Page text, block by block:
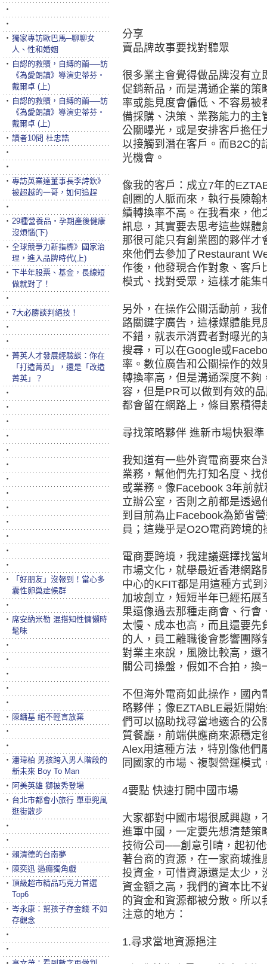
分享
賣品牌故事要找對聽眾
很多業主會覺得做品牌沒有立
促銷新品，而是溝通企業的策
率或能見度會偏低、不容易
備採購、決策、業務能力的主
公關曝光，或是安排客戶擔
以接觸到潛在客戶。而B2C的
光機會。
像我的客戶：成立7年的
創圈的人脈而來，執行長陳
績轉換率不高。在我看來，他
訊息，其實要去思考這些媒體
那很可能只有創業圈的夥伴
來他們去參加了Restaurant
作後，他發現合作對象、客戶
模式、找對受眾，這樣才能集
另外，在操作公關活動前，
路關鍵字廣告，這樣媒體能見
不錯，就表示消費者對曝光
搜尋，可以在Google或
率。數位廣告和公關操作的
轉換率高，但是溝通深度不夠
容，但是PR可以做到有效的
都會留在網路上，條目累積得
尋找策略夥伴 進新市場快狠準
我知道有一些外資電商要來
業務，幫他們先打知名度、
或業務。像Facebook 3年前
立辦公室，否則之前都是透
到目前為止Facebook為節省
員；這幾乎是O2O電商跨境的
電商要跨境，我建議選擇找
市場文化，就舉最近香港網
中心的KFIT都是用這種方式
加坡創立，短短半年已經拓
果還像過去那種走商會、行
太慢、成本也高，而且還要
的人，員工離職後會影響團
對業主來說，風險比較高，還
關公司操盤，假如不合拍，換
不但海外電商如此操作，國
略夥伴；像EZTABLE最近開
們可以協助找尋當地適合的公
質餐廳，前端供應商來源穩
Alex用這種方法，特別像他們
同國家的市場、複製營運模式
4要點 快速打開中國市場
大家都對中國市場很感興趣
進軍中國，一定要先想清楚策
技術公司──創意引晴，起初
著台商的資源，在一家商城
投資金，可惜資源還是太少，
資金額之高，我們的資本比不
的資金和資源都被分散。所
注意的地方：
1.尋求當地資源挹注
‧
‧
‧ 獨家專訪歐巴馬─聊聊女
人、性和婚姻
‧ 自認的救贖，自縛的繭──訪
《為愛朗讀》導演史蒂芬‧
戴爾卓 (上)
‧ 自認的救贖，自縛的繭──訪
《為愛朗讀》導演史蒂芬‧
戴爾卓 (上)
‧ 讀者10問 杜忠誥
‧
‧
‧ 專訪英業達董事長李詩欽》
被超越的一哥，如何追趕
‧
‧ 29種營養品‧孕期產後健康
沒煩惱(下)
‧ 全球競爭力新指標》國家治
理，進入品牌時代(上)
‧ 下半年股票、基金，長線短
做就對了！
‧
‧ 7大必勝談判絕技！
‧
‧
‧ 菁英人才發展經驗談：你在
「打造菁英」，還是「改造
菁英」？
‧
‧
‧
‧
‧
‧
‧
‧
‧
‧
‧
‧
‧
‧
「好朋友」沒報到！當心多
囊性卵巢症候群
‧
‧ 席安納米勒 混搭知性慵懶時
髦味
‧
‧
‧
‧
‧
‧ 陳鏞基 絕不輕言放棄
‧
‧
‧ 潘瑋柏 男孩跨入男人階段的
新未來 Boy To Man
‧ 阿美英雄 獅披秀登場
‧ 台北市都會小旅行 單車兜風
逛街散步
‧
‧
‧ 賴清德的台南夢
‧ 陳奕迅 過癮獨角戲
‧ 頂級超市精品巧克力首選
Top6
‧ 岑永康：幫孩子存金錢 不如
存觀念
‧
‧